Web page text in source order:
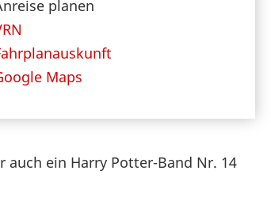
planen
Maps
ein Harry Potter-Band Nr. 14